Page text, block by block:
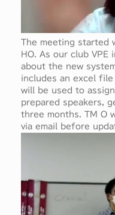
The meeting started
HO. As our club
about the new
includes an excel
will be used to
prepared speakers,
three months. TM O
via email before